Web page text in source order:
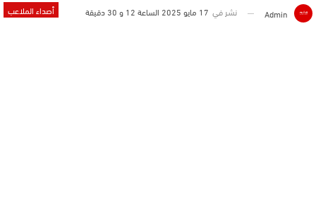
أصداء الملاعب Admin نشر في 17 مايو 2025 الساعة 12 و 30 دقيقة